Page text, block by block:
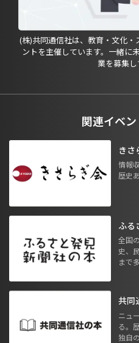
(株)共同通信社は、教育・文化
ントを主催しています。一緒に
業を募集し
関連イベ
きさ
情報
歴史
ふる
全国
史、
まで
共同
ニュ
る。
独自